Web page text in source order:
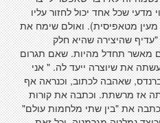
שכל אחד יכול לחזור עליו
מטאפיסית). ואולם שימח את
"עדיף שהיצירה שהיא חלק
מאשר תחדל מהיות. שאם תגרום
את שיוצרה ייעד לה. " אני
שאהבה לכתוב, וכנראה אף
אז מרשתת. וכתבה את קורות
את "בין שתי מלחמות עולם"